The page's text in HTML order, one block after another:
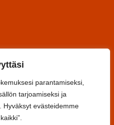
parantamiseksi,
tarjoamiseksi ja
Hyväksyt evästeidemme